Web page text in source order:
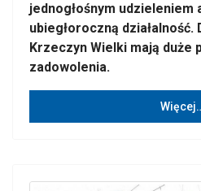
jednogłośnym udzieleniem
ubiegłoroczną działalność.
Krzeczyn Wielki mają duże
zadowolenia.